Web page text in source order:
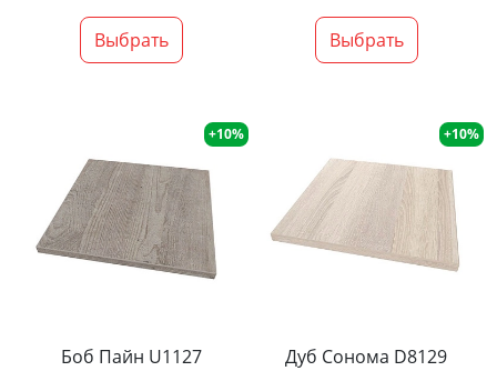
Выбрать Выбрать
+10%
Боб Пайн U1127
+10%
Дуб Сонома D8129